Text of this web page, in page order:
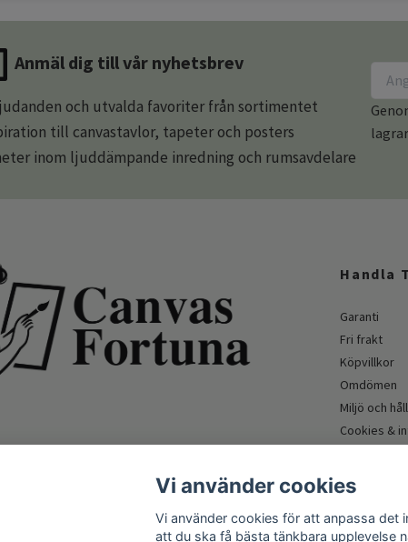
Anmäl dig till vår nyhetsbrev
och utvalda favoriter från sortimentet
till canvastavlor, tapeter och posters
inom ljuddämpande inredning och rumsavdelare
Handla
Garanti
Fri frakt
Köpvillkor
Omdömen
Miljö och
Cookies &
Vi använder cookies
Vi använder cookies för att anpassa det
att du ska få bästa tänkbara upplevelse